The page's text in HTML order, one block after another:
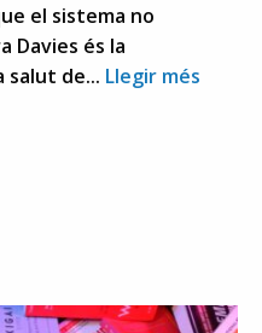
el sistema no
Davies és la
salut de... Llegir més